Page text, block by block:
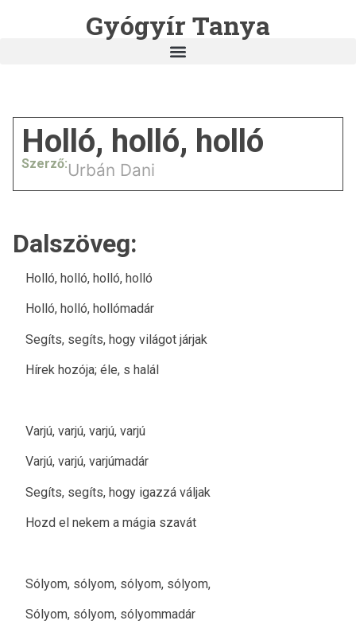
Gyógyír Tanya
Holló, holló, holló
Szerző:Urbán Dani
Dalszöveg:
Holló, holló, holló, holló
Holló, holló, hollómadár
Segíts, segíts, hogy világot járjak
Hírek hozója; éle, s halál
Varjú, varjú, varjú, varjú
Varjú, varjú, varjúmadár
Segíts, segíts, hogy igazzá váljak
Hozd el nekem a mágia szavát
Sólyom, sólyom, sólyom, sólyom,
Sólyom, sólyom, sólyommadár